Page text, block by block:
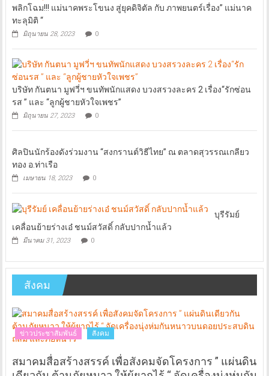
พลิกโฉม!!! แม่นาคพระโขนง สู่ยุคดิจิตัล กับ ภาพยนตร์เรื่อง” แม่นาค
ทะลุมิติ “
มิถุนายน 28, 2023 0
บริษัท กันตนา มูฟวี่ฯ ขนทัพนักแสดง บวงสรวงละคร 2 เรื่อง“รักซ่อน
รส ” และ “ลูกผู้ชายหัวใจเพชร”
มิถุนายน 27, 2023 0
ศิลปินนักร้องดังร่วมงาน “สงกรานต์วิธีไทย” ณ ตลาดสุวรรณเกลียว
ทอง อ.ท่าเรือ
เมษายน 18, 2023 0
บุรีรัมย์
เคลื่อนย้ายร่างเอ๋ ชนม์สวัสดิ์ กลับปากน้ำแล้ว
มีนาคม 31, 2023 0
สังคม
ข่าวประชาสัมพันธ์ สังคม
สมาคมสื่อสร้างสรรค์ เพื่อสังคมจัดโครงการ ” แผ่นดิน